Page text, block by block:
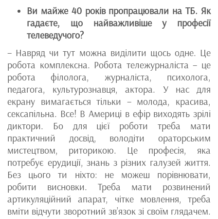
Ви майже 40 років пропрацювали на ТБ. Як
гадаєте, що найважливіше у професії
телеведучого?
– Навряд чи тут можна виділити щось одне. Це
робота комплексна. Робота тележурналіста – це
робота філолога, журналіста, психолога,
педагога, культурознавця, актора. У нас для
екрану вимагається тільки – молода, красива,
сексапільна. Все! В Америці в ефір виходять зрілі
диктори. Бо для цієї роботи треба мати
практичний досвід, володіти ораторським
мистецтвом, риторикою. Це професія, яка
потребує ерудиції, знань з різних галузей життя.
Без цього ти ніхто: не можеш порівнювати,
робити висновки. Треба мати розвинений
артикуляційний апарат, чітке мовлення, треба
вміти відчути зворотний зв’язок зі своїм глядачем.